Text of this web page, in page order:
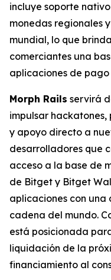
incluye soporte
monedas regionales
mundial, lo que
comerciantes una
aplicaciones de
Morph Rails servirá
impulsar
y apoyo directo a
desarrolladores que
acceso a la base de
de Bitget y Bitget
aplicaciones con una
cadena del mundo.
está posicionada
liquidación de la
financiamiento al